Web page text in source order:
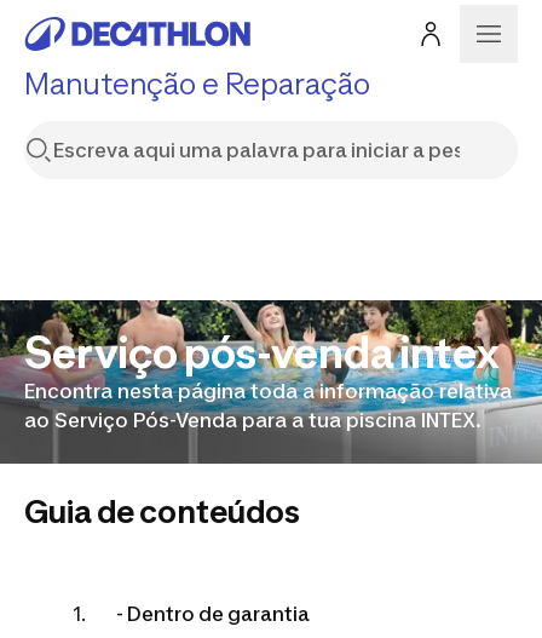
Manutenção e Reparação
Serviço pós-venda intex
Encontra nesta página toda a informação relativa
ao Serviço Pós-Venda para a tua piscina INTEX.
Guia de conteúdos
- Dentro de garantia